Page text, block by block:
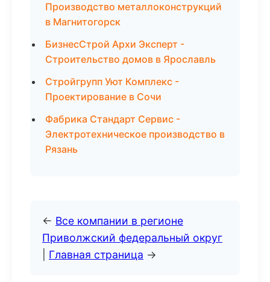
Производство металлоконструкций
в Магнитогорск
БизнесСтрой Архи Эксперт -
Строительство домов в Ярославль
Стройгрупп Уют Комплекс -
Проектирование в Сочи
Фабрика Стандарт Сервис -
Электротехническое производство в
Рязань
← Все компании в регионе
Приволжский федеральный округ
Главная страница →